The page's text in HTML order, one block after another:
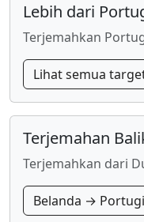
Lebih dari
Terjemahkan
Lihat semua
Terjemahan
Terjemahkan dari
Belanda →